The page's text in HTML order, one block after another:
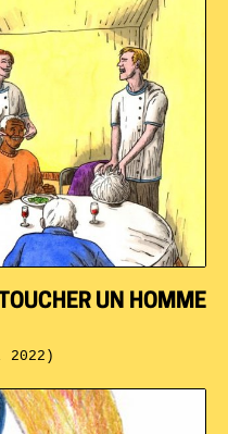
UN HOMME